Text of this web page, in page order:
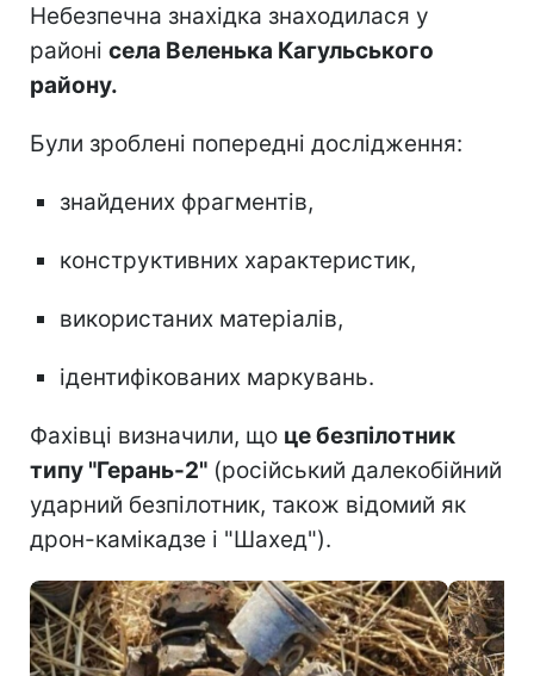
Небезпечна знахідка знаходилася у
районі села Веленька Кагульського
району.
Були зроблені попередні дослідження:
знайдених фрагментів,
конструктивних характеристик,
використаних матеріалів,
ідентифікованих маркувань.
Фахівці визначили, що це безпілотник
типу "Герань-2" (російський далекобійний
ударний безпілотник, також відомий як
дрон-камікадзе і "Шахед").